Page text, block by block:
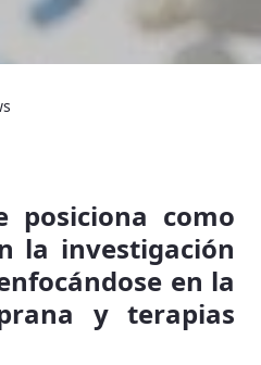
posiciona como
la investigación
en la
y terapias